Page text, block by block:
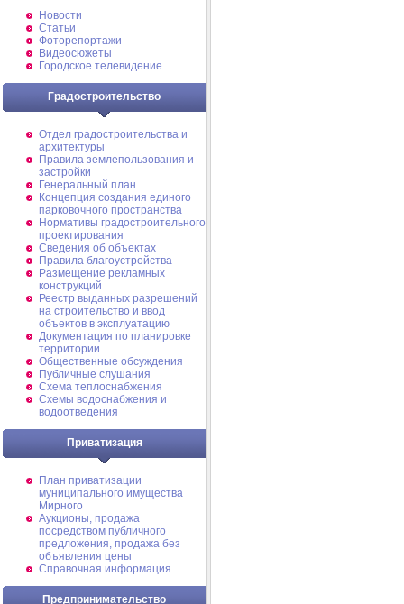
Новости
Статьи
Фоторепортажи
Видеосюжеты
Городское телевидение
Градостроительство
Отдел градостроительства и
архитектуры
Правила землепользования и
застройки
Генеральный план
Концепция создания единого
парковочного пространства
Нормативы градостроительного
проектирования
Сведения об объектах
Правила благоустройства
Размещение рекламных
конструкций
Реестр выданных разрешений
на строительство и ввод
объектов в эксплуатацию
Документация по планировке
территории
Общественные обсуждения
Публичные слушания
Схема теплоснабжения
Схемы водоснабжения и
водоотведения
Приватизация
План приватизации
муниципального имущества
Мирного
Аукционы, продажа
посредством публичного
предложения, продажа без
объявления цены
Справочная информация
Предпринимательство